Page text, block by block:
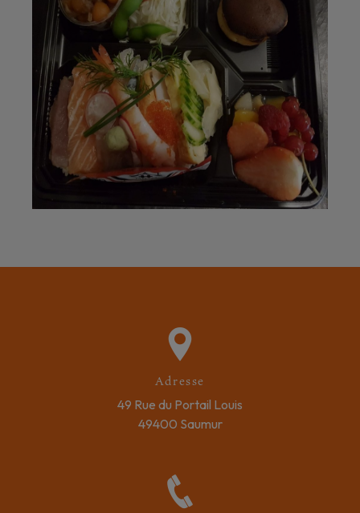
Adresse
49 Rue du Portail Louis
49400 Saumur